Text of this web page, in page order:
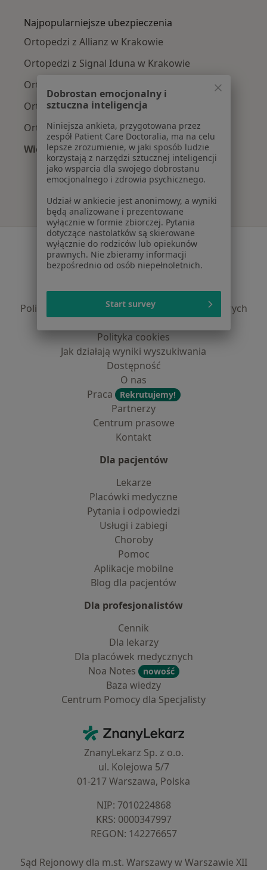
Najpopularniejsze ubezpieczenia
Ortopedzi z Allianz w Krakowie
Ortopedzi z Signal Iduna w Krakowie
Ortopedzi z JP MEDICA w Krakowie
Ortopedzi z TU Zdrowie w Krakowie
Ortopedzi z Świat Zdrowia w Krakowie
Więcej (12)
Więcej w kategorii: Najpopularniejsze
Serwis
Regulamin
Polityka prywatności profesjonalistów
Polityka prywatności dla profesjonalistów, których
Polityka cookies
Jak działają wyniki wyszukiwania
Dostępność
O nas
Praca
Rekrutujemy!
Partnerzy
Centrum prasowe
Kontakt
Dla pacjentów
Lekarze
Placówki medyczne
Pytania i odpowiedzi
Usługi i zabiegi
Choroby
Pomoc
Aplikacje mobilne
Blog dla pacjentów
Dla profesjonalistów
Cennik
Dla lekarzy
Dla placówek medycznych
Noa Notes
nowość
Baza wiedzy
Centrum Pomocy dla Specjalisty
ZnanyLekarz - Strona główna
ZnanyLekarz Sp. z o.o.
ul. Kolejowa 5/7
01-217 Warszawa, Polska
NIP: ⁠7010224868
KRS: ⁠0000347997
REGON: ⁠142276657
Sąd Rejonowy dla m.st. Warszawy w Warszawie XII
Dobrostan emocjonalny i
sztuczna inteligencja
Niniejsza ankieta, przygotowana przez
zespół Patient Care Doctoralia, ma na celu
lepsze zrozumienie, w jaki sposób ludzie
korzystają z narzędzi sztucznej inteligencji
jako wsparcia dla swojego dobrostanu
emocjonalnego i zdrowia psychicznego.
Udział w ankiecie jest anonimowy, a wyniki
będą analizowane i prezentowane
wyłącznie w formie zbiorczej. Pytania
dotyczące nastolatków są skierowane
wyłącznie do rodziców lub opiekunów
prawnych. Nie zbieramy informacji
bezpośrednio od osób niepełnoletnich.
Start survey